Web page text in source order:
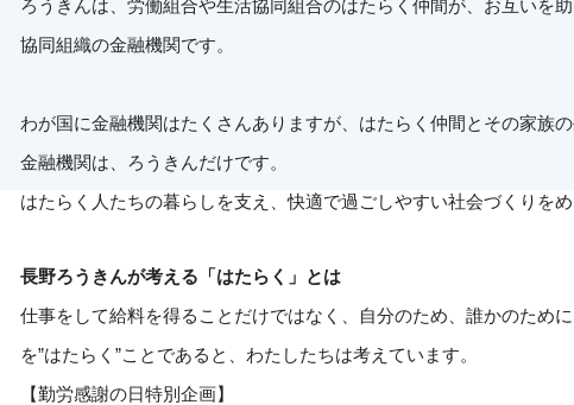
ろうきんは、労働組合や生活協同組合のはたらく仲間が、お互いを
協同組織の金融機関です。
わが国に金融機関はたくさんありますが、はたらく仲間とその家族
金融機関は、ろうきんだけです。
はたらく人たちの暮らしを支え、快適で過ごしやすい社会づくりをめ
長野ろうきんが考える「はたらく」とは
仕事をして給料を得ることだけではなく、自分のため、誰かのため
を”はたらく”ことであると、わたしたちは考えています。
【勤労感謝の日特別企画】